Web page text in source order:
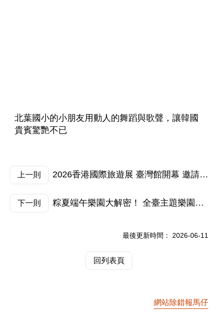
北葉國小的小朋友用動人的舞蹈與歌聲，讓韓國
貴賓驚艷不已
上一則 2026香港國際旅遊展 臺灣館開幕 邀請港澳民眾開箱夏日臺灣，玩出「台灣百Ways」！
下一則 粽夏端午樂園大解密！ 全臺主題樂園祭「對號5元、水陸升等」超殺優惠邀請全家低碳出遊
最後更新時間： 2026-06-11
回列表頁
網站除錯報馬仔